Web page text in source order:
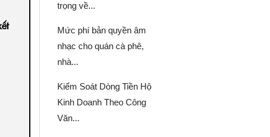
trọng về...
Mức phí bản quyền âm
nhạc cho quán cà phê,
nhà...
Kiểm Soát Dòng Tiền Hộ
Kinh Doanh Theo Công
Văn...